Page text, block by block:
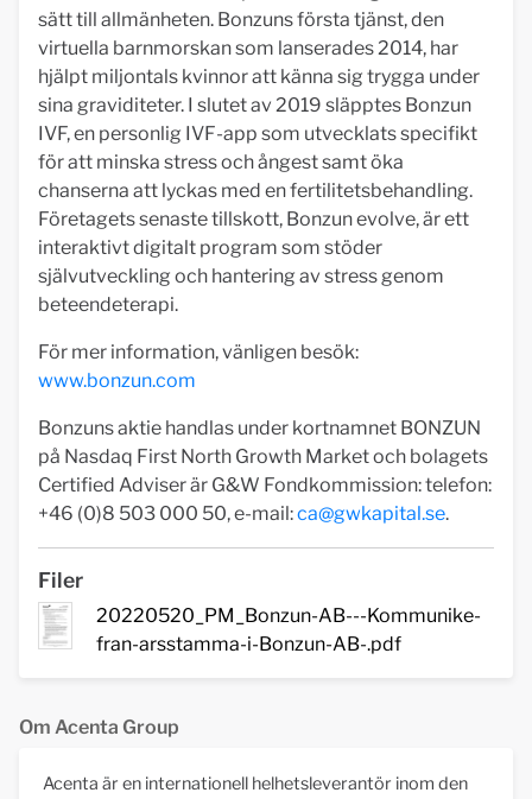
sätt till allmänheten. Bonzuns första tjänst, den
virtuella barnmorskan som lanserades 2014, har
hjälpt miljontals kvinnor att känna sig trygga under
sina graviditeter. I slutet av 2019 släpptes Bonzun
IVF, en personlig IVF-app som utvecklats specifikt
för att minska stress och ångest samt öka
chanserna att lyckas med en fertilitetsbehandling.
Företagets senaste tillskott, Bonzun evolve, är ett
interaktivt digitalt program som stöder
självutveckling och hantering av stress genom
beteendeterapi.
För mer information, vänligen besök:
www.bonzun.com
Bonzuns aktie handlas under kortnamnet BONZUN
på Nasdaq First North Growth Market och bolagets
Certified Adviser är G&W Fondkommission: telefon:
+46 (0)8 503 000 50, e-mail:ca@gwkapital.se.
Filer
20220520_PM_Bonzun-AB---Kommunike-
fran-arsstamma-i-Bonzun-AB-.pdf
Om Acenta Group
Acenta är en internationell helhetsleverantör inom den